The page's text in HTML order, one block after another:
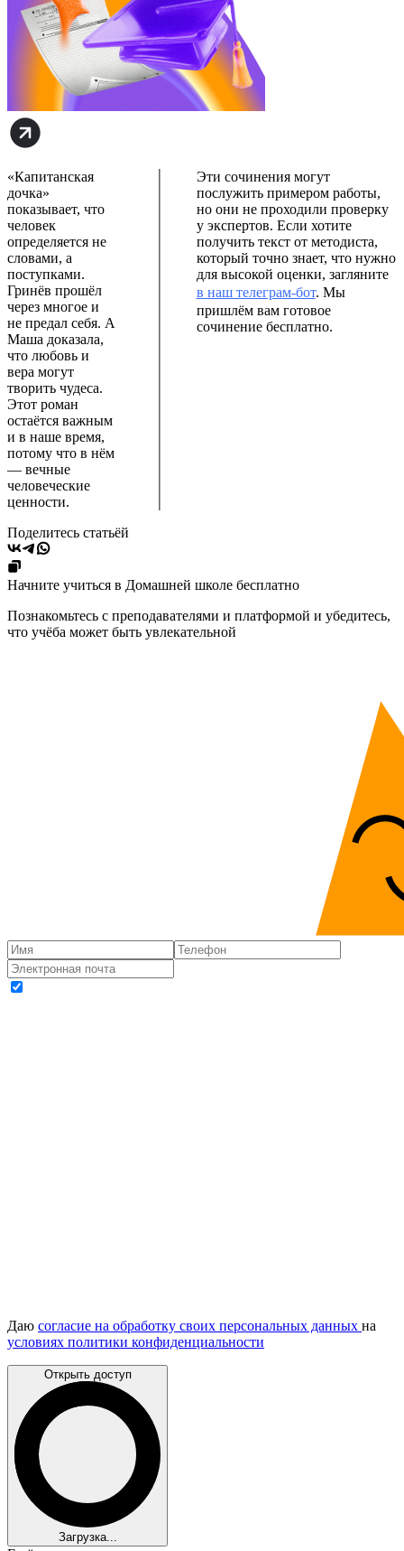
«Капитанская
дочка»
показывает, что
человек
определяется не
словами, а
поступками.
Гринёв прошёл
через многое и
не предал себя. А
Маша доказала,
что любовь и
вера могут
творить чудеса.
Этот роман
остаётся важным
и в наше время,
потому что в нём
— вечные
человеческие
ценности.
Эти сочинения могут
послужить примером работы,
но они не проходили проверку
у экспертов. Если хотите
получить текст от методиста,
который точно знает, что нужно
для высокой оценки, загляните
в наш телеграм-бот. Мы
пришлём вам готовое
сочинение бесплатно.
Поделитесь статьёй
Начните учиться в Домашней школе бесплатно
Познакомьтесь с преподавателями и платформой и убедитесь,
что учёба может быть увлекательной
Даю согласие на обработку своих персональных данных на
условиях политики конфиденциальности
Открыть доступ
Загрузка...